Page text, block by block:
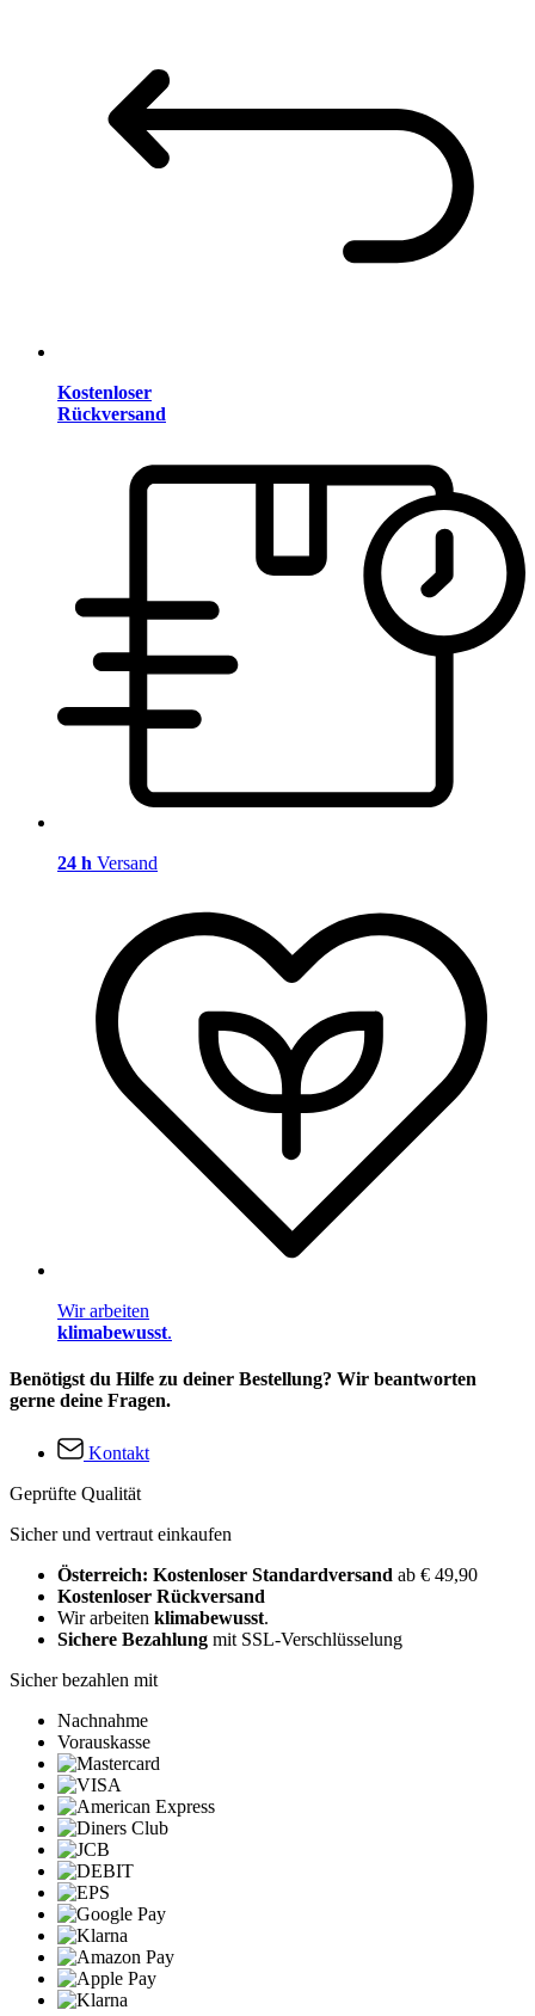
Kostenloser
Rückversand
24 h Versand
Wir arbeiten
klimabewusst.
Benötigst du Hilfe zu deiner Bestellung? Wir beantworten
gerne deine Fragen.
Kontakt
Geprüfte Qualität
Sicher und vertraut einkaufen
Österreich: Kostenloser Standardversand ab € 49,90
Kostenloser Rückversand
Wir arbeiten klimabewusst.
Sichere Bezahlung mit SSL-Verschlüsselung
Sicher bezahlen mit
Nachnahme
Vorauskasse